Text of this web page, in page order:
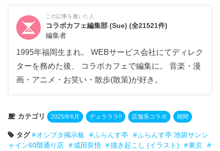
この記事を書いた人
コラボカフェ編集部 (Sue)(全21521件)
編集者
1995年福岡生まれ。 WEBサービス会社にてディレク
ターを務めた後、 コラボカフェで編集に。 音楽・漫
画・アニメ・お笑い・散歩(散策)が好き。
カテゴリ 2025年6月 デュラララ!! 店舗系コラボ 期間
タグ オシブタ掲示板 ふらんす亭
ふらんす亭 池袋サンシ
ャイン60階通り店
成田良悟 描き起こし (イラスト)
東京